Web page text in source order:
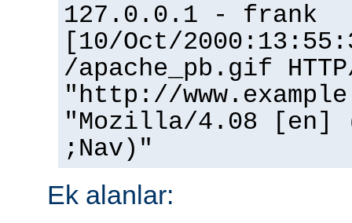
127.0.0.1 - frank
[10/Oct/
/apache_pb.gif
"http://
"Mozilla/4.08 [en]
;Nav)"
Ek alanlar: